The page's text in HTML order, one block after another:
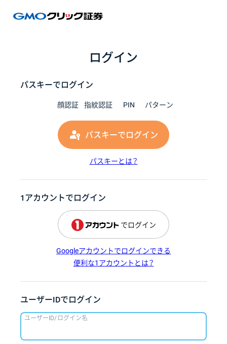
ログイン
パスキーでログイン
顔認証 指紋認証 PIN パターン
パスキーでログイン
パスキーとは？
1アカウントでログイン
でログイン
Googleアカウントでログインできる
便利な1アカウントとは？
ユーザーIDでログイン
ユーザーID/ログイン名